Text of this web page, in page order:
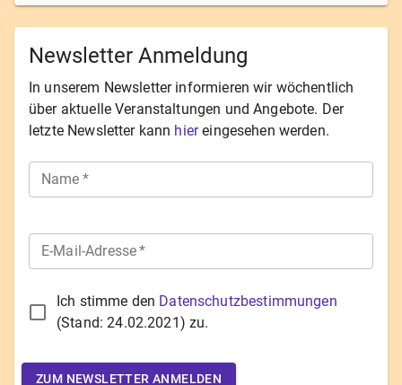
Newsletter Anmeldung
In unserem Newsletter informieren wir wöchentlich
über aktuelle Veranstaltungen und Angebote. Der
letzte Newsletter kann hier eingesehen werden.
Name *
E-Mail-Adresse*
Ich stimme den Datenschutzbestimmungen
(Stand:24.02.2021) zu.
ZUM NEWSLETTER ANMELDEN